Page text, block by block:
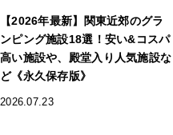
【2026年最新】関東近郊のグラ
ンピング施設18選！安い&コスパ
高い施設や、殿堂入り人気施設な
ど《永久保存版》
2026.07.23